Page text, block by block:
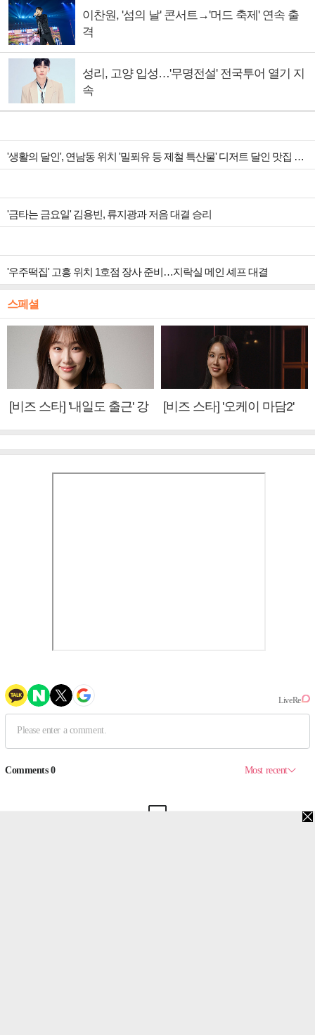
이찬원, '섬의 날' 콘서트→'머드 축제' 연속 출
격
성리, 고양 입성…'무명전설' 전국투어 열기 지
속
'생활의 달인', 연남동 위치 '밀푀유 등 제철 특산물' 디저트 달인 맛집 조명
'금타는 금요일' 김용빈, 류지광과 저음 대결 승리
'우주떡집' 고흥 위치 1호점 장사 준비…지락실 메인 셰프 대결
스페셜
[비즈 스타] '내일도 출근' 강
[비즈 스타] '오케이 마담2'